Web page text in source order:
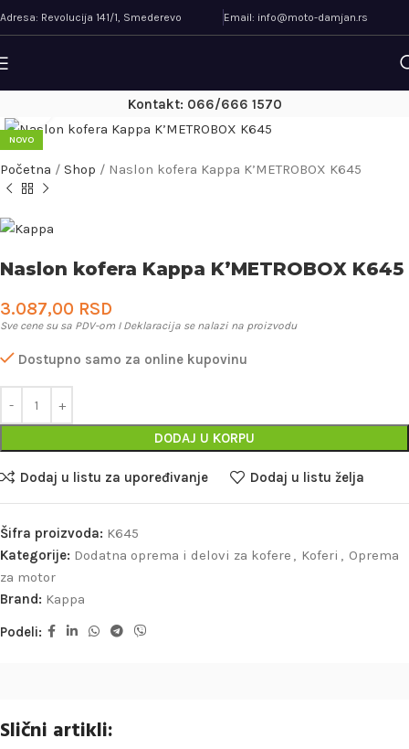
Adresa: Revolucija 141/1, Smederevo Email: info@moto-damjan.rs
Kontakt: 066/666 1570
NOVO
Početna / Shop / Naslon kofera Kappa K’METROBOX K645
Naslon kofera Kappa K’METROBOX K645
3.087,00 RSD
Sve cene su sa PDV-om I Deklaracija se nalazi na proizvodu
Dostupno samo za online kupovinu
DODAJ U KORPU
Dodaj u listu za upoređivanje Dodaj u listu želja
Šifra proizvoda: K645
Kategorije: Dodatna oprema i delovi za kofere , Koferi , Oprema
za motor
Brand: Kappa
Podeli:
Slični artikli: